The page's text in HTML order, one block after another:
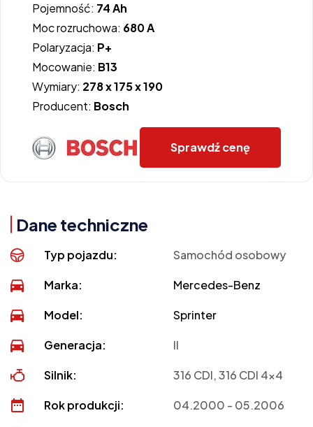
Pojemność: 74 Ah
Moc rozruchowa: 680 A
Polaryzacja: P+
Mocowanie: B13
Wymiary: 278 x 175 x 190
Producent: Bosch
Sprawdź cenę
Dane techniczne
Typ pojazdu: Samochód osobowy
Marka: Mercedes-Benz
Model: Sprinter
Generacja: II
Silnik: 316 CDI, 316 CDI 4x4
Rok produkcji: 04.2000 - 05.2006